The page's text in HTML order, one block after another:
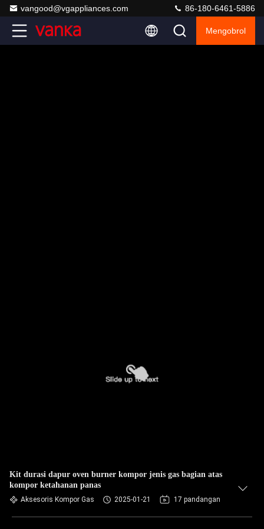
vangood@vgappliances.com 86-180-6461-5886
Mengobrol
Kit durasi dapur oven burner kompor jenis gas bagian atas
kompor ketahanan panas
Aksesoris Kompor Gas 2025-01-21 17 pandangan